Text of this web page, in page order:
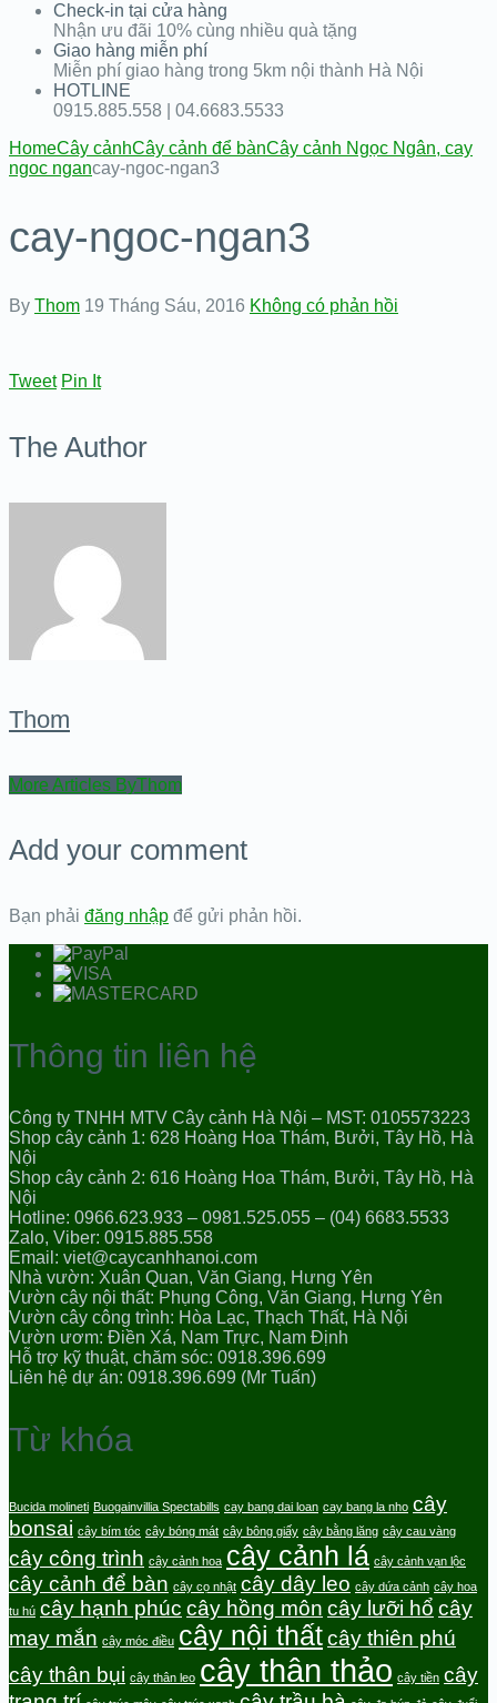
Check-in tại cửa hàng
Nhận ưu đãi 10% cùng nhiều quà tặng
Giao hàng miễn phí
Miễn phí giao hàng trong 5km nội thành Hà Nội
HOTLINE
0915.885.558 | 04.6683.5533
HomeCây cảnhCây cảnh để bànCây cảnh Ngọc Ngân, cay
ngoc ngancay-ngoc-ngan3
cay-ngoc-ngan3
By Thom 19 Tháng Sáu, 2016 Không có phản hồi
Tweet Pin It
The Author
Thom
More Articles ByThom
Add your comment
Bạn phải đăng nhập để gửi phản hồi.
Thông tin liên hệ
Công ty TNHH MTV Cây cảnh Hà Nội – MST: 0105573223
Shop cây cảnh 1: 628 Hoàng Hoa Thám, Bưởi, Tây Hồ, Hà
Nội
Shop cây cảnh 2: 616 Hoàng Hoa Thám, Bưởi, Tây Hồ, Hà
Nội
Hotline: 0966.623.933 – 0981.525.055 – (04) 6683.5533
Zalo, Viber: 0915.885.558
Email: viet@caycanhhanoi.com
Nhà vườn: Xuân Quan, Văn Giang, Hưng Yên
Vườn cây nội thất: Phụng Công, Văn Giang, Hưng Yên
Vườn cây công trình: Hòa Lạc, Thạch Thất, Hà Nội
Vườn ươm: Điền Xá, Nam Trực, Nam Định
Hỗ trợ kỹ thuật, chăm sóc: 0918.396.699
Liên hệ dự án: 0918.396.699 (Mr Tuấn)
Từ khóa
Bucida molineti Buogainvillia Spectabills cay bang dai loan cay bang la nho cây
bonsai cây bím tóc cây bóng mát cây bông giấy cây bằng lăng cây cau vàng
cây công trình cây cảnh hoa cây cảnh lá cây cảnh vạn lộc
cây cảnh để bàn cây cọ nhật cây dây leo cây dứa cảnh cây hoa
tu hú cây hạnh phúc cây hồng môn cây lưỡi hổ cây
may mắn cây móc điều cây nội thấtcây thiên phú
cây thân bụi cây thân leo cây thân thảo cây tiền cây